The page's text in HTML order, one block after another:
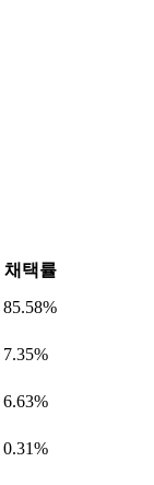
채택률
85.58%
7.35%
6.63%
0.31%